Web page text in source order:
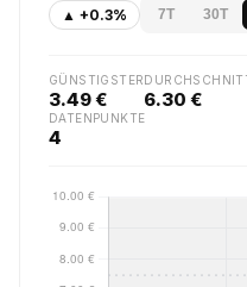
▲ +0.3%
7T 30T
GÜNSTIGSTER
3.49 € 6.30 €
DATENPUNKTE
4